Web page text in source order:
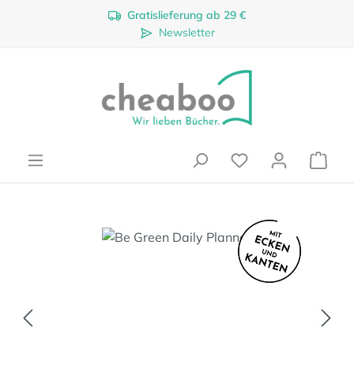
Zum Hauptinhalt springenGratislieferung ab 29 €
Newsletter
Bildergalerie überspringen